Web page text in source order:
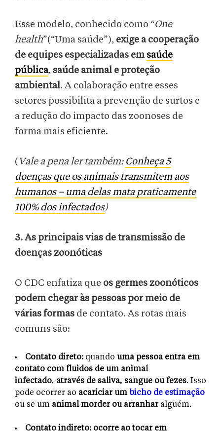
Esse modelo, conhecido como “One
health”(“Uma saúde”), exige a cooperação
de equipes especializadas emsaúde
pública, saúde animal e proteção
ambiental. A colaboração entre esses
setores possibilita a prevenção de surtos e
a redução do impacto das zoonoses de
forma mais eficiente.
( Vale a pena ler também: Conheça 5
doenças que os animais transmitem aos
humanos – uma delas mata praticamente
100% dos infectados)
3. As principais vias de transmissão de
doenças zoonóticas
O CDC enfatiza que os germes zoonóticos
podem chegar às pessoas por meio de
várias formas de contato. As rotas mais
comuns são:
Contato direto: quando uma pessoa entra em
contato com fluidos de um animal
infectado, através de saliva, sangue ou fezes. Isso
pode ocorrer ao acariciar um bicho de estimação
ou se um animal morder ou arranharalguém.
Contato indireto: ocorre ao tocar em